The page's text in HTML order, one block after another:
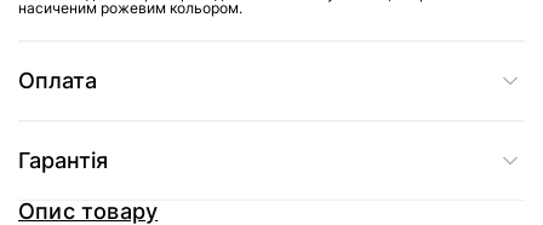
насиченим рожевим кольором.
Оплата
Гарантія
Опис товару